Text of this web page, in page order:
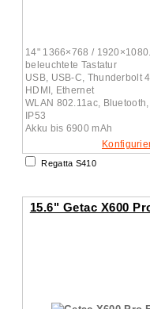
14" 1366×768 /
beleuchtete Tastatur
USB, USB-C, Thunderbolt
HDMI, Ethernet
WLAN 802.11ac,
IP53
Akku bis 6900 mAh
Regatta S410
15.6" Getac X600